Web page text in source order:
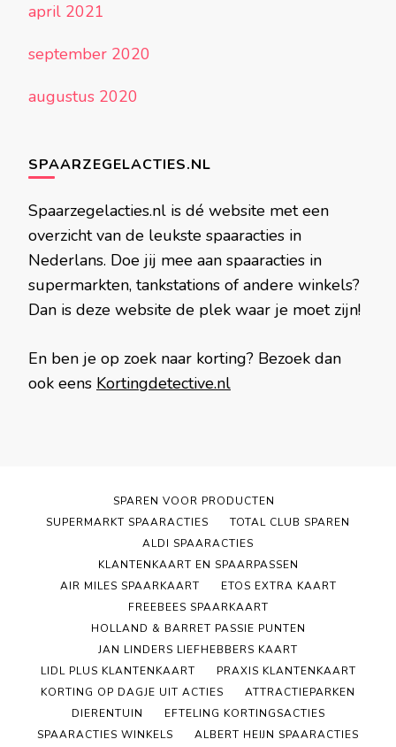
april 2021
september 2020
augustus 2020
SPAARZEGELACTIES.NL
Spaarzegelacties.nl is dé website met een
overzicht van de leukste spaaracties in
Nederlans. Doe jij mee aan spaaracties in
supermarkten, tankstations of andere winkels?
Dan is deze website de plek waar je moet zijn!
En ben je op zoek naar korting? Bezoek dan
ook eens Kortingdetective.nl
SPAREN VOOR PRODUCTEN
SUPERMARKT SPAARACTIES
TOTAL CLUB SPAREN
ALDI SPAARACTIES
KLANTENKAART EN SPAARPASSEN
AIR MILES SPAARKAART
ETOS EXTRA KAART
FREEBEES SPAARKAART
HOLLAND & BARRET PASSIE PUNTEN
JAN LINDERS LIEFHEBBERS KAART
LIDL PLUS KLANTENKAART
PRAXIS KLANTENKAART
KORTING OP DAGJE UIT ACTIES
ATTRACTIEPARKEN
DIERENTUIN
EFTELING KORTINGSACTIES
SPAARACTIES WINKELS
ALBERT HEIJN SPAARACTIES